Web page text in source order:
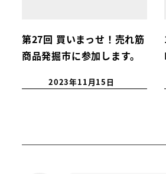
第27回 買いまっせ！売れ筋
商品発掘市に参加します。
2023年11月15日